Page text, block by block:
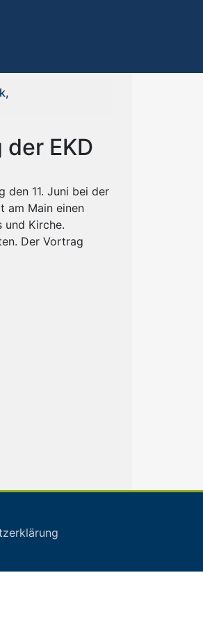
EKD
den 11. Juni bei der
am Main einen
und Kirche.
Der Vortrag